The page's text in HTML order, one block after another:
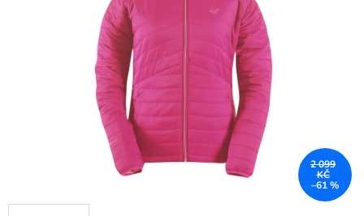
2 099
KČ
–61 %